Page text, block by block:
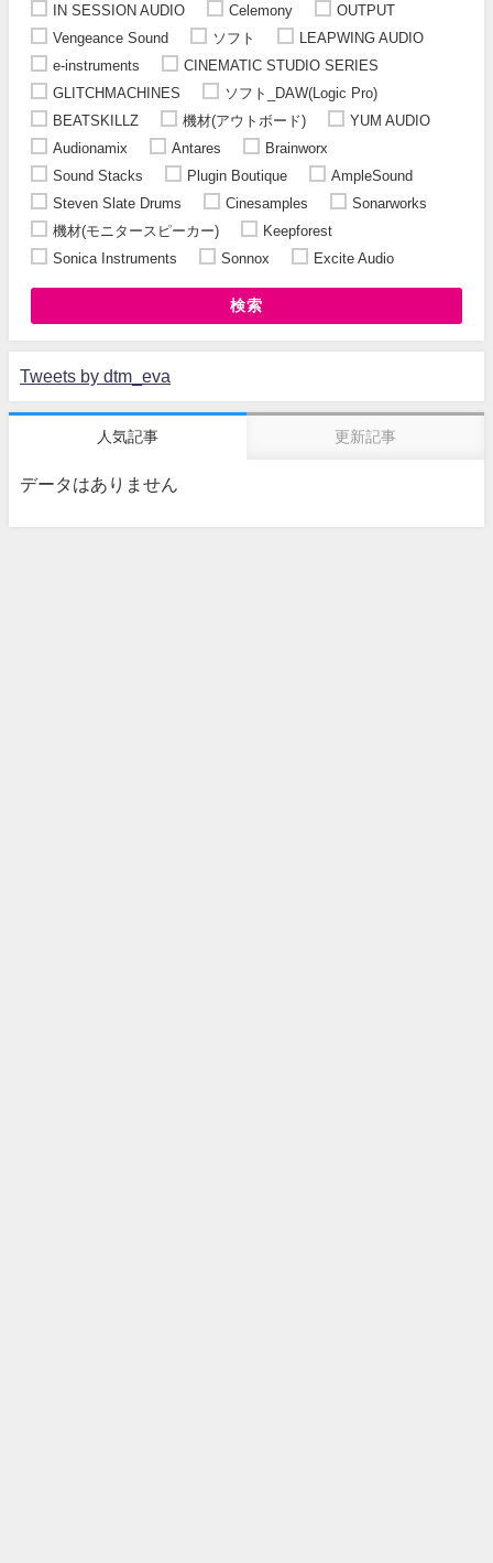
IN SESSION AUDIO Celemony
OUTPUT
Vengeance Sound
ソフト
LEAPWING AUDIO
e-instruments
CINEMATIC STUDIO SERIES
GLITCHMACHINES
ソフト_DAW(Logic Pro)
BEATSKILLZ
機材(アウトボード)
YUM AUDIO
Audionamix
Antares
Brainworx
Sound Stacks
Plugin Boutique
AmpleSound
Steven Slate Drums
Cinesamples
Sonarworks
機材(モニタースピーカー)
Keepforest
Sonica Instruments
Sonnox Excite Audio
検索
Tweets by dtm_eva
人気記事 更新記事
データはありません